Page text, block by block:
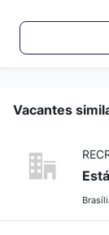
Vacantes